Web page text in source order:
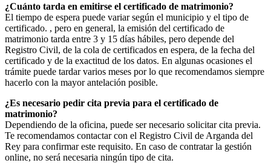
¿Cuánto tarda en emitirse el certificado de matrimonio?
El tiempo de espera puede variar según el municipio y el tipo de
certificado. , pero en general, la emisión del certificado de
matrimonio tarda entre 3 y 15 días hábiles, pero depende del
Registro Civil, de la cola de certificados en espera, de la fecha del
certificado y de la exactitud de los datos. En algunas ocasiones el
trámite puede tardar varios meses por lo que recomendamos siempre
hacerlo con la mayor antelación posible.
¿Es necesario pedir cita previa para el certificado de
matrimonio?
Dependiendo de la oficina, puede ser necesario solicitar cita previa.
Te recomendamos contactar con el Registro Civil de Arganda del
Rey para confirmar este requisito. En caso de contratar la gestión
online, no será necesaria ningún tipo de cita.